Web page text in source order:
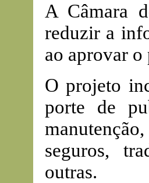
A Câmara
reduzir a
ao aprovar
O projeto
porte de
seguros,
outras.